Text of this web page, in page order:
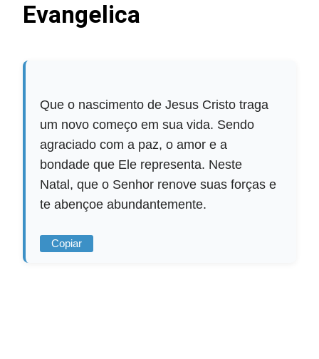
Evangelica
Que o nascimento de Jesus Cristo traga
um novo começo em sua vida. Sendo
agraciado com a paz, o amor e a
bondade que Ele representa. Neste
Natal, que o Senhor renove suas forças e
te abençoe abundantemente.
Copiar